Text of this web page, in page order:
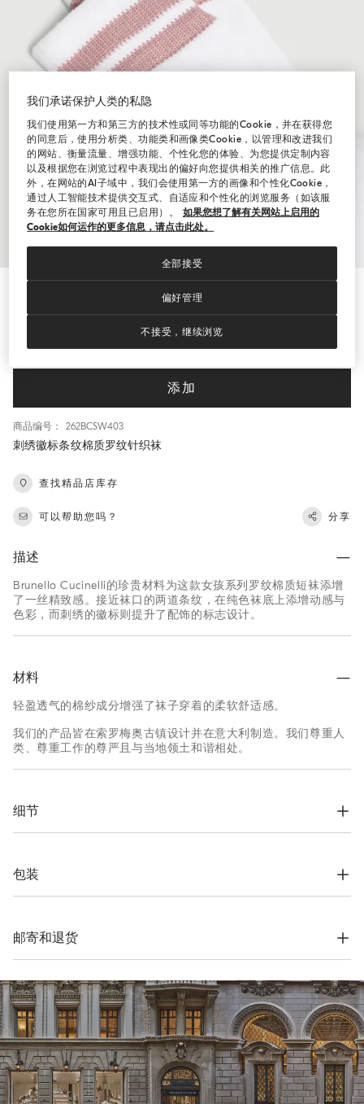
Hide / Show details
添加
商品编号： 262BCSW403
刺绣徽标条纹棉质罗纹针织袜
查找精品店库存
可以帮助您吗？ 分享
描述
Brunello Cucinelli的珍贵材料为这款女孩系列罗纹棉质短袜添增
了一丝精致感。接近袜口的两道条纹，在纯色袜底上添增动感与
色彩，而刺绣的徽标则提升了配饰的标志设计。
材料
轻盈透气的棉纱成分增强了袜子穿着的柔软舒适感。
我们的产品皆在索罗梅奥古镇设计并在意大利制造。我们尊重人
类、尊重工作的尊严且与当地领土和谐相处。
细节
所有童装款式在材料和细节的选择，都是按照公司的哲理尽最大
精力仔细实现的
每个款式的价格根据所选尺寸而有所不同
包装
料制作，整个包装设计基于自立结构，可以用于储存和再使用，
并可平整存放在非常小的空间。
邮寄和退货
我们所有服装的寄送都是免费的。全球快递从周一到周五执行，
一般在5个工作日内送达。有关交货时间的更多信息，请参考运
输页面。
退货方式
我们很乐意为您免费提供7天退货，30天换货服务。更多信息，
请参考退货页面。
我们承诺保护人类的私隐
我们使用第一方和第三方的技术性或同等功能的Cookie，并在获得您
的同意后，使用分析类、功能类和画像类Cookie，以管理和改进我们
的网站、衡量流量、增强功能、个性化您的体验、为您提供定制内容
以及根据您在浏览过程中表现出的偏好向您提供相关的推广信息。此
外，在网站的AI子域中，我们会使用第一方的画像和个性化Cookie，
通过人工智能技术提供交互式、自适应和个性化的浏览服务（如该服
务在您所在国家可用且已启用）。
如果您想了解有关网站上启用的
Cookie如何运作的更多信息，请点击此处。
偏好管理
不接受，继续浏览
全部接受